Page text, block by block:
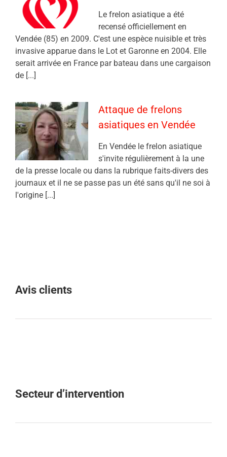
Le frelon asiatique a été
recensé officiellement en
Vendée (85) en 2009. C'est une espèce nuisible et très
invasive apparue dans le Lot et Garonne en 2004. Elle
serait arrivée en France par bateau dans une cargaison
de [...]
Attaque de frelons
asiatiques en Vendée
En Vendée le frelon asiatique
s'invite régulièrement à la une
de la presse locale ou dans la rubrique faits-divers des
journaux et il ne se passe pas un été sans qu'il ne soi à
l'origine [...]
Avis clients
Secteur d’intervention